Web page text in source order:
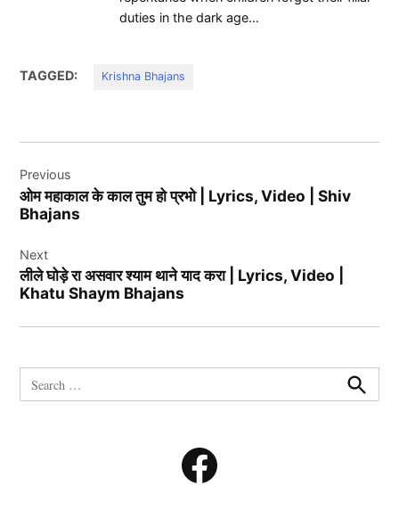
duties in the dark age…
TAGGED: Krishna Bhajans
navigation
Previous
ओम महाकाल के काल तुम हो प्रभो | Lyrics, Video | Shiv
Bhajans
Next
लीले घोड़े रा असवार श्याम थाने याद करा | Lyrics, Video |
Khatu Shaym Bhajans
Search
for:
Search
Facebook